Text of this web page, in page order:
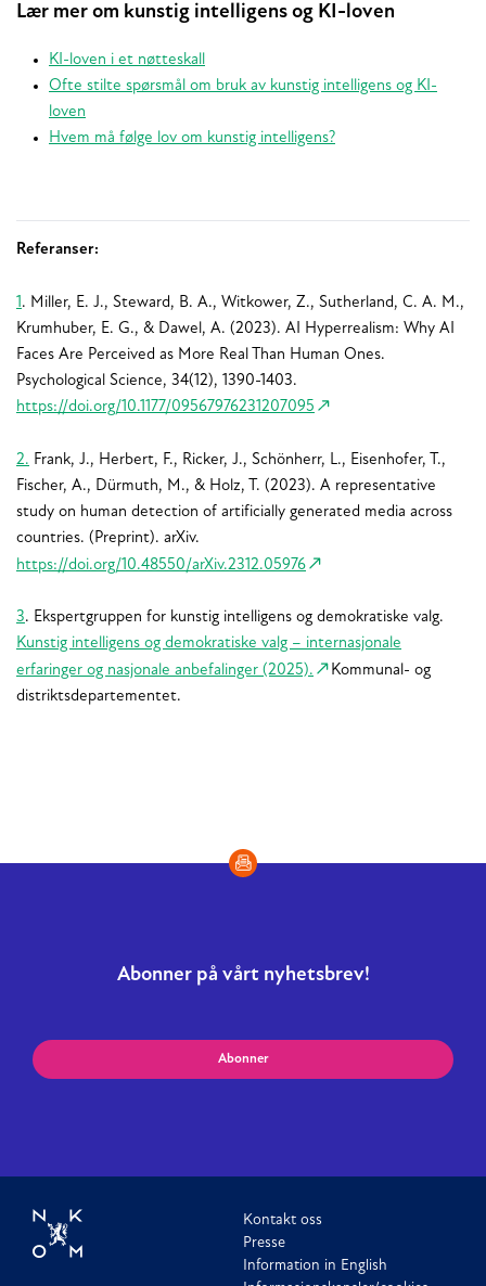
Lær mer om kunstig intelligens og KI-loven
KI-loven i et nøtteskall
Ofte stilte spørsmål om bruk av kunstig intelligens og KI-
loven
Hvem må følge lov om kunstig intelligens?
Referanser:
1 . Miller, E. J., Steward, B. A., Witkower, Z., Sutherland, C. A. M.,
Krumhuber, E. G., & Dawel, A. (2023). AI Hyperrealism: Why AI
Faces Are Perceived as More Real Than Human Ones.
Psychological Science, 34(12), 1390-1403.
https://doi.org/10.1177/09567976231207095
2. Frank, J., Herbert, F., Ricker, J., Schönherr, L., Eisenhofer, T.,
Fischer, A., Dürmuth, M., & Holz, T. (2023). A representative
study on human detection of artificially generated media across
countries. (Preprint). arXiv.
https://doi.org/10.48550/arXiv.2312.05976
3. Ekspertgruppen for kunstig intelligens og demokratiske valg.
Kunstig intelligens og demokratiske valg – internasjonale
erfaringer og nasjonale anbefalinger (2025).
Kommunal- og
distriktsdepartementet.
Abonner på vårt nyhetsbrev!
Abonner
Kontakt oss
Presse
Information in English